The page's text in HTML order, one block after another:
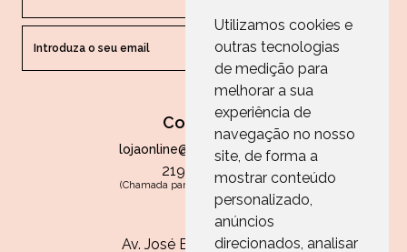
Utilizamos cookies e
outras tecnologias
de medição para
melhorar a sua
experiência de
navegação no nosso
site, de forma a
mostrar conteúdo
personalizado,
anúncios
direcionados, analisar
ENVIAR
Contactos
lojaonline@paperandarts.pt
219 862 836
(Chamada para a rede fixa nacional)
Loja
Av. José Batista Antunes